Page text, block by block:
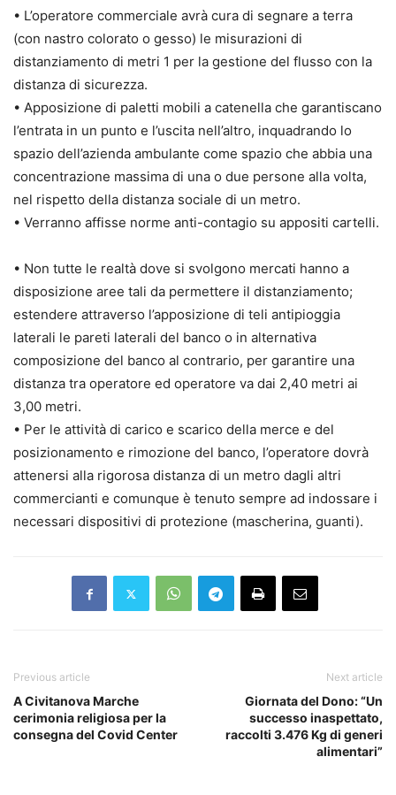
• L’operatore commerciale avrà cura di segnare a terra
(con nastro colorato o gesso) le misurazioni di
distanziamento di metri 1 per la gestione del flusso con la
distanza di sicurezza.
• Apposizione di paletti mobili a catenella che garantiscano
l’entrata in un punto e l’uscita nell’altro, inquadrando lo
spazio dell’azienda ambulante come spazio che abbia una
concentrazione massima di una o due persone alla volta,
nel rispetto della distanza sociale di un metro.
• Verranno affisse norme anti-contagio su appositi cartelli.
• Non tutte le realtà dove si svolgono mercati hanno a
disposizione aree tali da permettere il distanziamento;
estendere attraverso l’apposizione di teli antipioggia
laterali le pareti laterali del banco o in alternativa
composizione del banco al contrario, per garantire una
distanza tra operatore ed operatore va dai 2,40 metri ai
3,00 metri.
• Per le attività di carico e scarico della merce e del
posizionamento e rimozione del banco, l’operatore dovrà
attenersi alla rigorosa distanza di un metro dagli altri
commercianti e comunque è tenuto sempre ad indossare i
necessari dispositivi di protezione (mascherina, guanti).
Previous article
A Civitanova Marche
cerimonia religiosa per la
consegna del Covid Center
Next article
Giornata del Dono: “Un
successo inaspettato,
raccolti 3.476 Kg di generi
alimentari”